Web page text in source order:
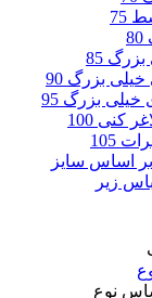
75
85
بزرگ 90
خیلی بزرگ 95
کنی 100
105
اساس سایز
زیر
نوع